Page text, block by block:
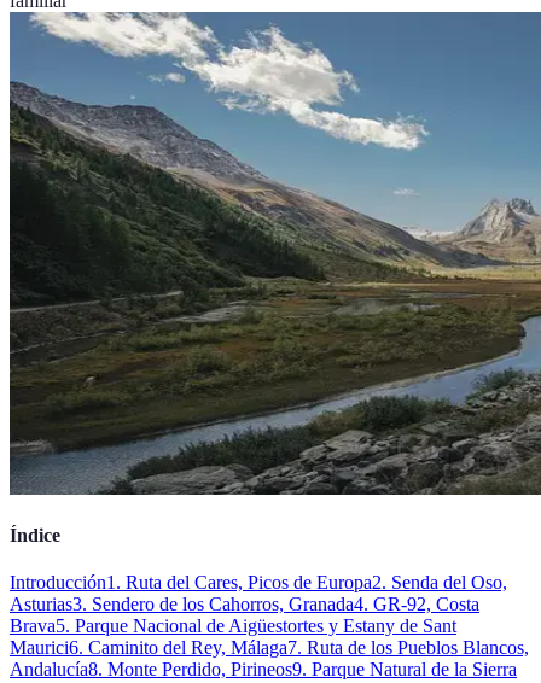
Índice
Introducción1. Ruta del Cares, Picos de Europa2. Senda del Oso,
Asturias3. Sendero de los Cahorros, Granada4. GR-92, Costa
Brava5. Parque Nacional de Aigüestortes y Estany de Sant
Maurici6. Caminito del Rey, Málaga7. Ruta de los Pueblos Blancos,
Andalucía8. Monte Perdido, Pirineos9. Parque Natural de la Sierra